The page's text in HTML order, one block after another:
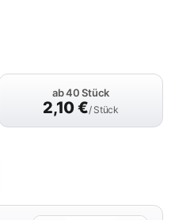
ab 40 Stück
2,10€/ Stück